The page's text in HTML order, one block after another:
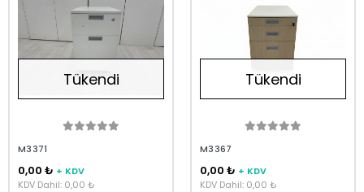
Tükendi
M3371
0,00 ₺ + KDV
KDV Dahil: 0,00 ₺
Tükendi
M3367
0,00 ₺ + KDV
KDV Dahil: 0,00 ₺